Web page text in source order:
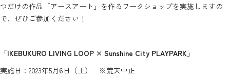
つだけの作品「アースアート」を作るワークショップを実施しますの
で、ぜひご参加ください！
「IKEBUKURO LIVING LOOP × Sunshine City PLAYPARK」
実施日：2023年5月6日（土） ※荒天中止